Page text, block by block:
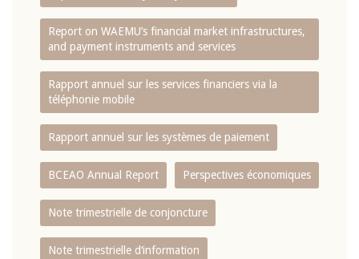
Report on WAEMU’s financial market infrastructures,
and payment instruments and services
Rapport annuel sur les services financiers via la
téléphonie mobile
Rapport annuel sur les systèmes de paiement
BCEAO Annual Report Perspectives économiques
Note trimestrielle de conjoncture
Note trimestrielle d‘information